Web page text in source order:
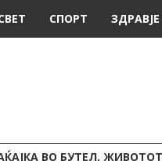
СПОРТ ЗДРАВЈЕ
ВО БУТЕЛ,